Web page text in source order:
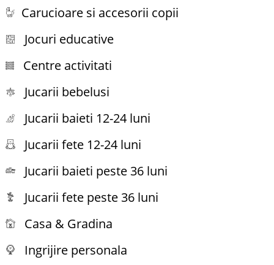
Carucioare si accesorii copii
Jocuri educative
Centre activitati
Jucarii bebelusi
Jucarii baieti 12-24 luni
Jucarii fete 12-24 luni
Jucarii baieti peste 36 luni
Jucarii fete peste 36 luni
Casa & Gradina
Ingrijire personala